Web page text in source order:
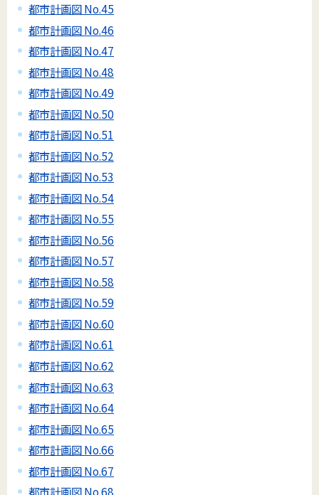
都市計画図 No.45
都市計画図 No.46
都市計画図 No.47
都市計画図 No.48
都市計画図 No.49
都市計画図 No.50
都市計画図 No.51
都市計画図 No.52
都市計画図 No.53
都市計画図 No.54
都市計画図 No.55
都市計画図 No.56
都市計画図 No.57
都市計画図 No.58
都市計画図 No.59
都市計画図 No.60
都市計画図 No.61
都市計画図 No.62
都市計画図 No.63
都市計画図 No.64
都市計画図 No.65
都市計画図 No.66
都市計画図 No.67
都市計画図 No.68